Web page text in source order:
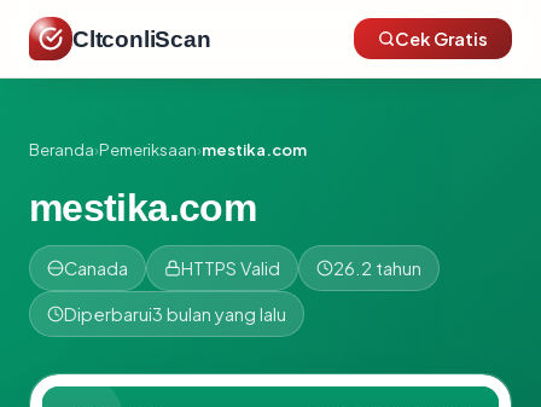
CltconliScan Cek Gratis
Beranda›Pemeriksaan›mestika.com
mestika.com
Canada HTTPS Valid 26.2 tahun
Diperbarui3 bulan yang lalu